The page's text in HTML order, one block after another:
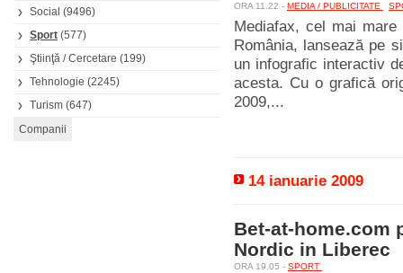
Social (9496)
Sport (577)
Ştiinţă / Cercetare (199)
Tehnologie (2245)
Turism (647)
ORA 11.22 - MEDIA / PUBLICITATE
Mediafax, cel mai
România, lansează pe
un infografic interactiv
acesta. Cu o grafică
2009,...
14 ianuarie 2009
Bet-at-home.com
Nordic in Liberec
ORA 19.05 - SPORT